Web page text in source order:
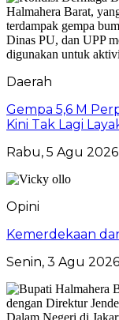
Daerah
Gempa 5,6 M
Kini Tak Lagi
Rabu, 5 Agu
Opini
Kemerdekaan
Senin, 3 Agu